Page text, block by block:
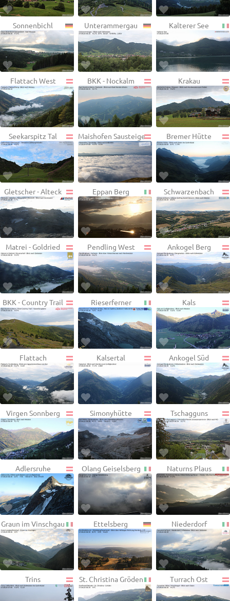
Sonnenbichl Unterammergau Kalterer See
Flattach West BKK - Nockalm Krakau
Seekarspitz Tal Maishofen Sausteige Bremer Hütte
Gletscher - Alteck Eppan Berg Schwarzenbach
Matrei - Goldried Pendling West Ankogel Berg
BKK - Country Trail Rieserferner Kals
Flattach Kalsertal Ankogel Süd
Virgen Sonnberg Simonyhütte Tschagguns
Adlersruhe Olang Geiselsberg Naturns Plaus
Graun im Vinschgau Ettelsberg Niederdorf
Trins St. Christina Gröden Turrach Ost